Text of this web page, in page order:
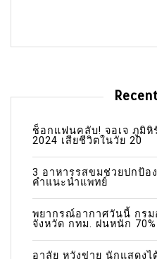
ช็อกแฟนคลับ! จอเจ ภูมิหิ
2024 เสียชีวิตในวัย 20
3 อาหารรสขมช่วยปกป้อ
คำแนะนำแพทย์
พยากรณ์อากาศวันนี้ กรม
จังหวัด กทม. ฝนหนัก 70%
อาลัย หวังข่าย นักแสดง